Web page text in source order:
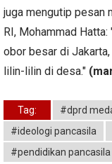
juga mengutip pesan
RI, Mohammad
obor besar di
lilin-lilin di desa."
Tag: #dprd
#ideologi pancasila
#pendidikan pancasila